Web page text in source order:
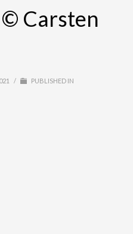
Carsten
/ PUBLISHED IN